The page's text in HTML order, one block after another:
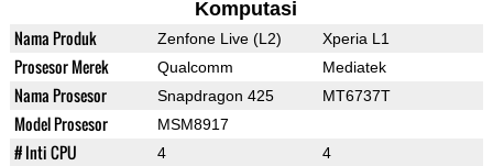
Komputasi
Nama Produk Zenfone Live (L2) Xperia L1
Prosesor Merek Qualcomm Mediatek
Nama Prosesor Snapdragon 425 MT6737T
Model Prosesor MSM8917
# Inti CPU 4 4